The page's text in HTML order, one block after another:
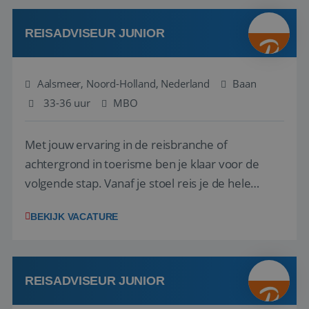
werken: of het nu gaat om vragen ...
REISADVISEUR JUNIOR
Aalsmeer, Noord-Holland, Nederland
Baan
33-36 uur
MBO
Met jouw ervaring in de reisbranche of
achtergrond in toerisme ben je klaar voor de
volgende stap. Vanaf je stoel reis je de hele
wensen van je team, je klant en wat er in de
klanten te overtuigen om die droomreis te
boeken! ...
BEKIJK VACATURE
REISADVISEUR JUNIOR